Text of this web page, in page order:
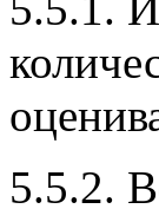
5.5.2.